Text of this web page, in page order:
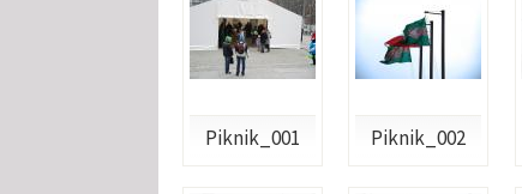
Piknik_001 Piknik_002